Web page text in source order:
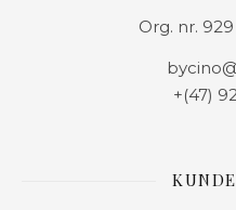
Org. nr.
+(47)